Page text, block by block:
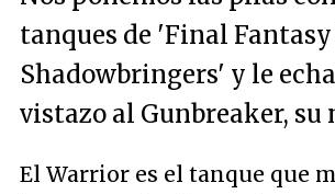
tanques de 'Final Fantasy
Shadowbringers' y le
vistazo al Gunbreaker, su
El Warrior es el tanque que